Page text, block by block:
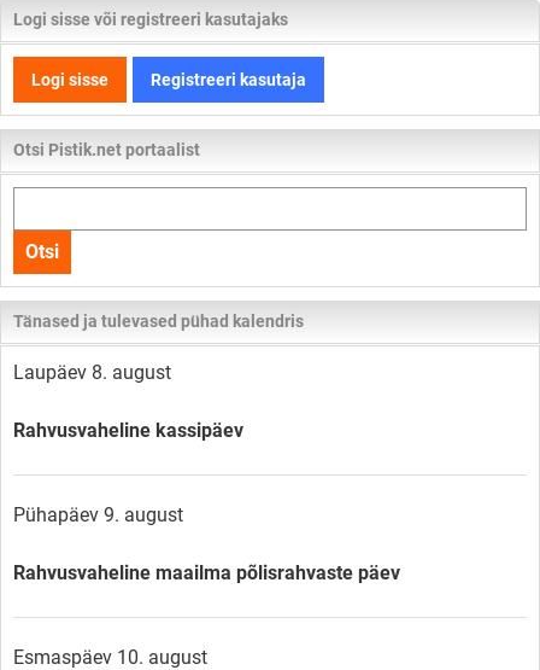
Logi sisse või registreeri kasutajaks
Logi sisse Registreeri kasutaja
Otsi Pistik.net portaalist
kogu
lehelt
Otsi
Tänased ja tulevased pühad kalendris
Laupäev 8. august
Rahvusvaheline kassipäev
Pühapäev 9. august
Rahvusvaheline maailma põlisrahvaste päev
Esmaspäev 10. august